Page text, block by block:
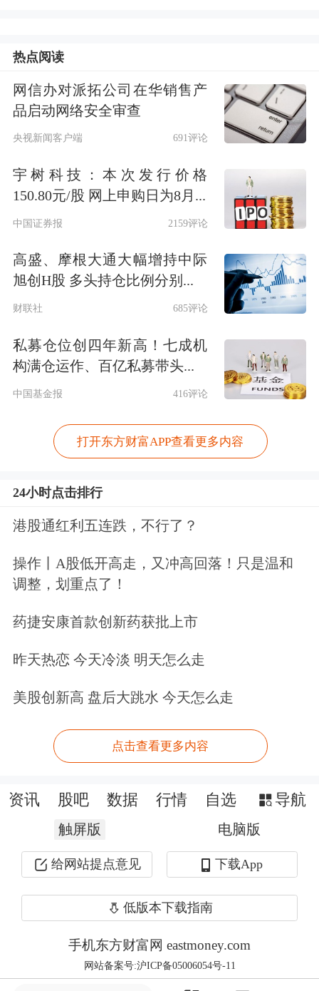
市和债市。科技领域方面的一些打压措
后会对部分上市公司产生影响。相关政
策举措带来的资本流动也将引起市场波
动及汇率波动。
为应对大国博弈给上海国际金融中心建
对“既要又要”：
既要推进金融市场结构的调整和改善，
加快开放节奏，又要把握好结构调整的
方向和开放节奏。连平认为，中国金融
市场和行业的开放仍有较大空间，比如
银行业和证券业的开放程度可以进一步
提升，基本实现全面开放。包括机构的
落地门槛、业务开展的门槛，都有进一
既要推进金融领域的创新发展，又要防
范创新可能带来的风险。“当前最需要
推进的是衍生产品，特别是外汇衍生产
此同时又要管控好衍生产品发展带来的
风险。”连平表示。
既要抓住人民币国际化推进的机遇，又
的力度。连平介绍，金砖国家在推进本
币贸易结算方面已经达成了越来越多的
共识，这给人民币国际化带来了一定的
针对盟国以及周边邻国采取一系列相关
措施，阻挠人民币离岸和跨境使用。当
下和未来一个时期要积极推进人民币跨
热点阅读
网信办对派拓公司在华销售产
品启动网络安全审查
央视新闻客户端 691评论
宇树科技：本次发行价格
150.80元/股 网上申购日为8月...
中国证券报 2159评论
高盛、摩根大通大幅增持中际
旭创H股 多头持仓比例分别...
财联社 685评论
私募仓位创四年新高！七成机
构满仓运作、百亿私募带头...
中国基金报 416评论
打开东方财富APP查看更多内容
24小时点击排行
港股通红利五连跌，不行了？
操作丨A股低开高走，又冲高回落！只是温和
调整，划重点了！
药捷安康首款创新药获批上市
昨天热恋 今天冷淡 明天怎么走
美股创新高 盘后大跳水 今天怎么走
点击查看更多内容
资讯 股吧 数据 行情 自选 导航
触屏版 电脑版
给网站提点意见 下载App
低版本下载指南
手机东方财富网 eastmoney.com
网站备案号:沪ICP备05006054号-11